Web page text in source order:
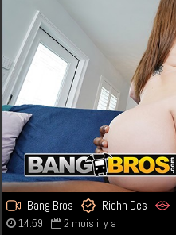
Bang Bros Richh Des
14:59 2 mois il y a